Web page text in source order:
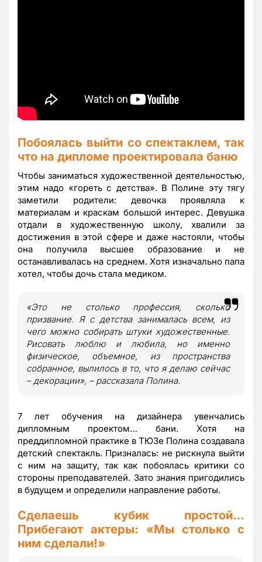
Побоялась выйти со спектаклем, так
что на дипломе проектировала баню
Чтобы заниматься художественной деятельностью,
этим надо «гореть с детства». В Полине эту тягу
заметили родители: девочка проявляла к
материалам и краскам большой интерес. Девушка
отдали в художественную школу, хвалили за
достижения в этой сфере и даже настояли, чтобы
она получила высшее образование и не
останавливалась на среднем. Хотя изначально папа
хотел, чтобы дочь стала медиком.
«Это не столько профессия, сколько
призвание. Я с детства занималась всем, из
чего можно собирать штуки художественные.
Рисовать люблю и любила, но именно
физическое, объемное, из пространства
собранное, вылилось в то, что я делаю сейчас
– декорации», – рассказала Полина.
7 лет обучения на дизайнера увенчались
дипломным проектом… бани. Хотя на
преддипломной практике в ТЮЗе Полина создавала
детский спектакль. Призналась: не рискнула выйти
с ним на защиту, так как побоялась критики со
стороны преподавателей. Зато знания пригодились
в будущем и определили направление работы.
Сделаешь кубик простой…
Прибегают актеры: «Мы столько с
ним сделали!»